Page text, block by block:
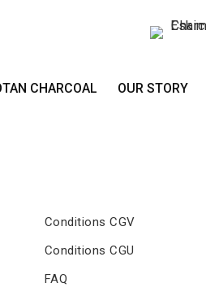
CHARCOAL OUR STORY
Conditions CGV
Conditions CGU
FAQ